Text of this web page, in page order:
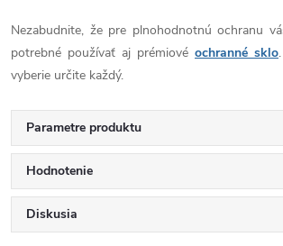
Nezabudnite, že pre plnohodnotnú ochranu
potrebné používať aj prémiové ochranné sklo
vyberie určite každý.
Parametre produktu
Hodnotenie
Diskusia